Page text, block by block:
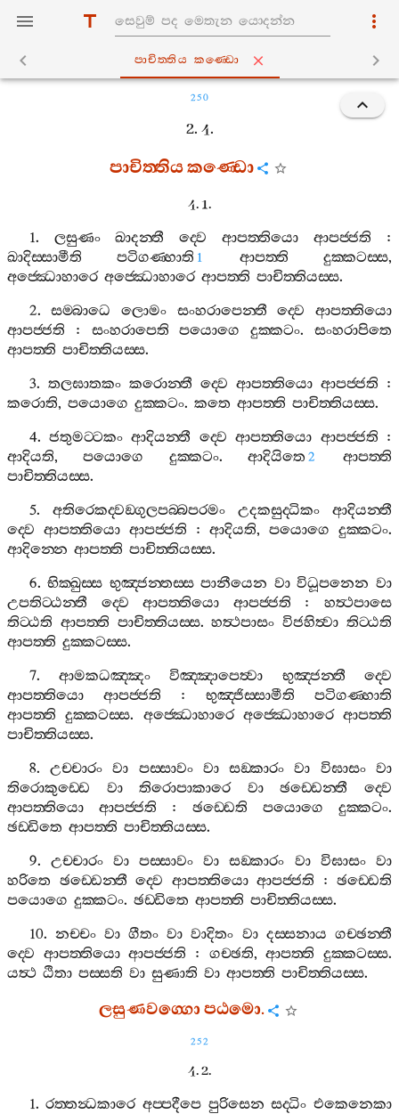
පාචිත‍්තිය කණ‍්ඩො
250
2. 4.
පාචිත‍්තියකණ‍්ඩො
4. 1.
1. ලසුණං ඛාදන‍්තී ද‍්වෙ ආපත‍්තියො ආපජ‍්ජති :
ඛාදිස‍්සාමීති
පටිගණ‍්හාති 1 ආපත‍්ති දුක‍්කටස‍්ස,
අජ‍්ඣොහාරෙ අජ‍්ඣොහාරෙ ආපත‍්ති පාචිත‍්තියස‍්ස.
2.සම‍්බාධෙ ලොමං සංහරාපෙන‍්තී ද‍්වෙ
ආපත‍්තියො
ආපජ‍්ජති : සංහරාපෙති පයොගෙ දුක‍්කටං.සංහරාපිතෙ
ආපත‍්ති පාචිත‍්තියස‍්ස.
3. තලඝාතකං කරොන‍්තී ද‍්වෙ ආපත‍්තියො ආපජ‍්ජති :
කරොති, පයොගෙ දුක‍්කටං. කතෙ ආපත‍්ති පාචිත‍්තියස‍්ස.
4.ජතුමට‍්ටකං ආදියන‍්තී ද‍්වෙ ආපත‍්තියො ආපජ‍්ජති :
ආදියති,පයොගෙ දුක‍්කටං. ආදියිතෙ 2
ආපත‍්ති
පාචිත‍්තියස‍්ස.
5. අතිරෙකද‍්වඞ‍්ගුලපබ‍්බපරමං උදකසුද‍්ධිකං
ආදියන‍්තී
ද‍්වෙ ආපත‍්තියො ආපජ‍්ජති :ආදියති,පයොගෙ දුක‍්කටං.
ආදින‍්නෙ ආපත‍්ති පාචිත‍්තියස‍්ස.
6.භික‍්ඛුස‍්ස භුඤ‍්ජන‍්තස‍්ස පානීයෙන වා විධූපනෙන වා
උපතිට‍්ඨන‍්තී
ද‍්වෙ ආපත‍්තියො ආපජ‍්ජති :හත්‍ථපාසෙ
තිට‍්ඨති ආපත‍්ති පාචිත‍්තියස‍්ස.හත්‍ථපාසං විජහිත්‍වා තිට‍්ඨති
ආපත‍්ති දුක‍්කටස‍්ස.
7. ආමකධඤ‍්ඤං විඤ‍්ඤාපෙත්‍වා භුඤ‍්ජන‍්තී
ද‍්වෙ
ආපත‍්තියො
ආපජ‍්ජති : භුඤ‍්ජිස‍්සාමීති
පටිගණ‍්හාති
ආපත‍්ති දුක‍්කටස‍්ස. අජ‍්ඣොහාරෙ අජ‍්ඣොහාරෙ ආපත‍්ති
පාචිත‍්තියස‍්ස.
8. උච‍්චාරං වා පස‍්සාවං වා සඞ‍්කාරං වා විඝාසං වා
තිරොකුඩ‍්ඩෙ
වා තිරොපාකාරෙ වා ඡඩ‍්ඩෙන‍්තී
ද‍්වෙ
ආපත‍්තියො
ආපජ‍්ජති : ඡඩ‍්ඩෙති පයොගෙ දුක‍්කටං.
ඡඩ‍්ඩිතෙ ආපත‍්ති පාචිත‍්තියස‍්ස.
9. උච‍්චාරං වා පස‍්සාවං වා සඞ‍්කාරං වා විඝාසං වා
හරිතෙ ඡඩ‍්ඩෙන‍්තී ද‍්වෙ ආපත‍්තියො ආපජ‍්ජති : ඡඩ‍්ඩෙති
පයොගෙ දුක‍්කටං. ඡඩ‍්ඩිතෙ ආපත‍්ති පාචිත‍්තියස‍්ස.
10. නච‍්චං වා ගීතං වා වාදිතං වා දස‍්සනාය ගච‍්ඡන‍්තී
ද‍්වෙ ආපත‍්තියො ආපජ‍්ජති : ගච‍්ඡති,ආපත‍්ති දුක‍්කටස‍්ස.
යත්‍ථ ඨිතා පස‍්සති වා සුණාති වා ආපත‍්ති පාචිත‍්තියස‍්ස.
ලසුණවග‍්ගොපඨමො.
252
4. 2.
1.රත‍්තන්‍ධකාරෙ අප‍්පදීපෙ පුරිසෙන සද‍්ධිං එකෙනෙකා